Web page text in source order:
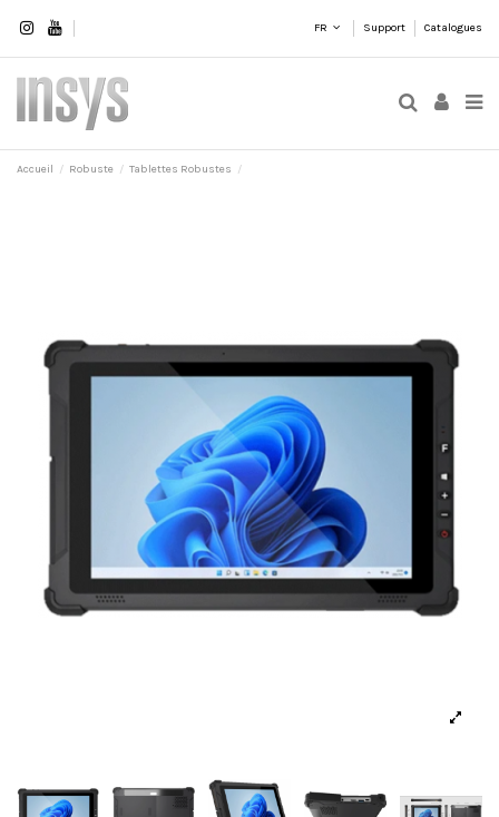
FR Support Catalogues
Accueil Robuste Tablettes Robustes